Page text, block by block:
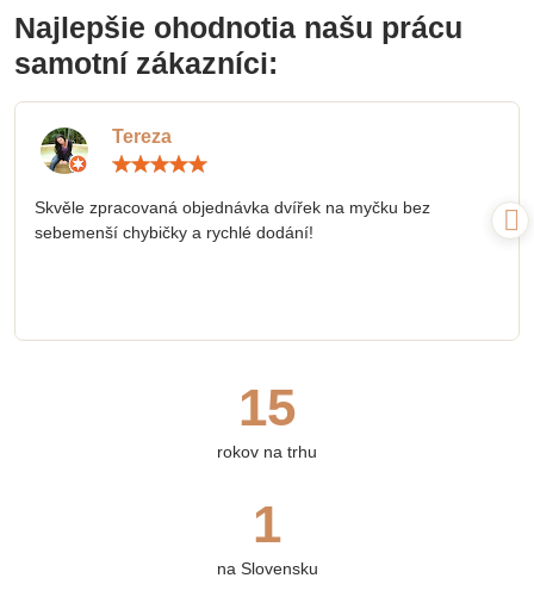
Najlepšie ohodnotia našu prácu
samotní zákazníci:
Tereza
5
Skvěle zpracovaná objednávka dvířek na myčku bez
sebemenší chybičky a rychlé dodání!
15
rokov na trhu
1
na Slovensku